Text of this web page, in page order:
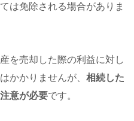
は免除される場合がありま
を売却した際の利益に対し
かかりませんが、 相続した
意が必要です。